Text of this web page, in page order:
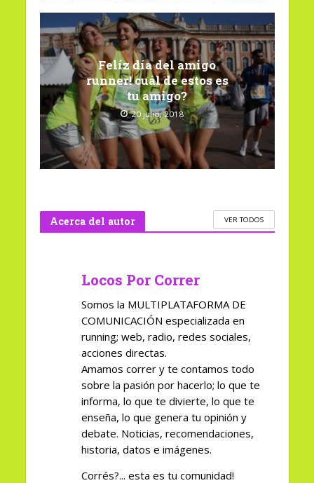
Felíz día del amigo
runner! cuál de estos es
tu amigo?
20 julio, 2018
Acerca del autor VER TODOS
Locos Por Correr
Somos la MULTIPLATAFORMA DE
COMUNICACIÓN especializada en
running; web, radio, redes sociales,
acciones directas.
Amamos correr y te contamos todo
sobre la pasión por hacerlo; lo que te
informa, lo que te divierte, lo que te
enseña, lo que genera tu opinión y
debate. Noticias, recomendaciones,
historia, datos e imágenes.
Corrés?... esta es tu comunidad!